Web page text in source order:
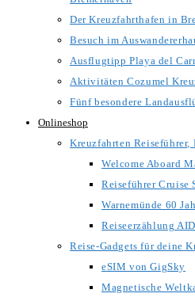
Der Kreuzfahrthafen in
Besuch im
Ausflugtipp Playa del
Aktivitäten Cozumel
Fünf besondere
Onlineshop
Kreuzfahrten
Welcome Aboard
Reiseführer Cruise
Warnemünde 60
Reiseerzählung
Reise-Gadgets für deine
eSIM von GigSky
Magnetische